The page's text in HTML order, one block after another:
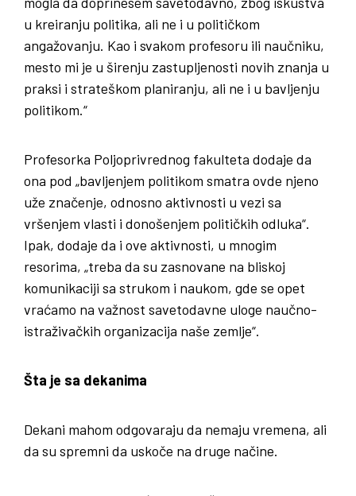
u kreiranju politika, ali ne i u političkom
angažovanju. Kao i svakom profesoru ili naučniku,
mesto mi je u širenju zastupljenosti novih znanja u
praksi i strateškom planiranju, ali ne i u bavljenju
politikom.“
Profesorka Poljoprivrednog fakulteta dodaje da
ona pod „bavljenjem politikom smatra ovde njeno
uže značenje, odnosno aktivnosti u vezi sa
vršenjem vlasti i donošenjem političkih odluka“.
Ipak, dodaje da i ove aktivnosti, u mnogim
resorima, „treba da su zasnovane na bliskoj
komunikaciji sa strukom i naukom, gde se opet
vraćamo na važnost savetodavne uloge naučno-
istraživačkih organizacija naše zemlje“.
Šta je sa dekanima
Dekani mahom odgovaraju da nemaju vremena, ali
da su spremni da uskoče na druge načine.